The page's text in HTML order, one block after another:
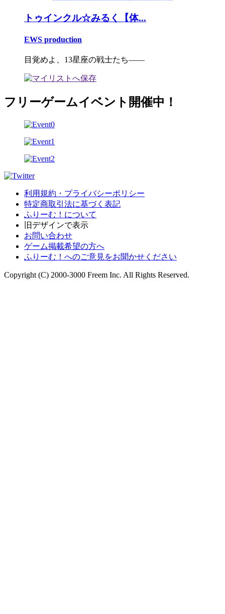
トゥインクル☆みるく【体...
EWS production
目覚めよ、13星座の戦士たち――
フリーゲームイベント開催中！
利用規約・プライバシーポリシー
特定商取引法に基づく表記
ふりーむ！について
旧デザインで表示
お問い合わせ
ゲーム掲載希望の方へ
ふりーむ！へのご意見をお聞かせください
Copyright (C) 2000-3000 Freem Inc. All Rights Reserved.